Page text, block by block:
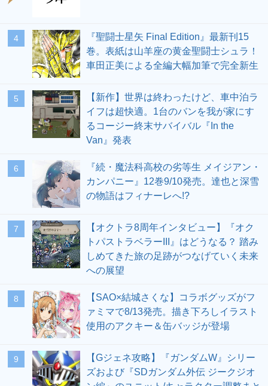
4
『聖闘士星矢 Final Edition』最新刊15
巻。表紙は山羊座の黄金聖闘士シュラ！
車田正美による全編大幅加筆で完全新生
5
【新作】世界は終わったけど、車中泊ラ
イフは超快適。1台のバンを我が家にす
るコージー終末サバイバル『In the
Van』発表
6
『続・魔法科高校の劣等生 メイジアン・
カンパニー』12巻9/10発売。達也と深雪
の物語はフィナーレへ!?
7
【オクトラ8周年インタビュー】『オク
トパストラベラーIII』はどうなる？ 踏み
しめてきた旅の足跡がつなげていく未来
への展望
8
【SAO×結城さくな】コラボグッズがフ
ァミマで8/13発売。描き下ろしイラスト
使用のアクキー＆缶バッジが登場
9
【Gジェネ攻略】『ガンダムW』シリー
ズおよび『SDガンダム外伝 ジークジオ